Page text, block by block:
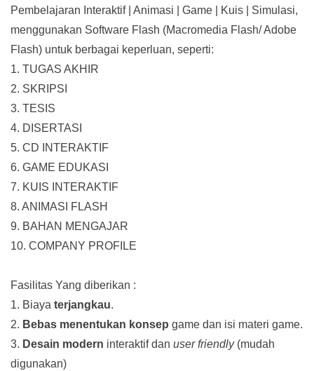
Pembelajaran Interaktif| Animasi | Game | Kuis | Simulasi,
menggunakan Software Flash (Macromedia Flash/ Adobe
Flash) untuk berbagai keperluan, seperti:
1. TUGAS AKHIR
2. SKRIPSI
3. TESIS
4. DISERTASI
5. CD INTERAKTIF
6. GAME EDUKASI
7. KUIS INTERAKTIF
8. ANIMASI FLASH
9. BAHAN MENGAJAR
10. COMPANY PROFILE
Fasilitas Yang diberikan :
1. Biaya terjangkau.
2. Bebas menentukan konsep game dan isi materi game.
3. Desain modern interaktif dan user friendly(mudah
digunakan)